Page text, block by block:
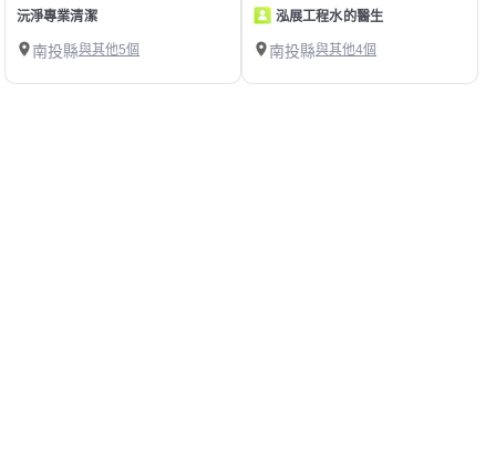
沅淨專業清潔
南投縣與其他5個
泓展工程水的醫生
南投縣與其他4個